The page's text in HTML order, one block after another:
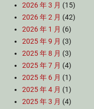
2026 年 3 月 (15)
2026 年 2 月 (42)
2026 年 1 月 (6)
2025 年 9 月 (3)
2025 年 8 月 (3)
2025 年 7 月 (4)
2025 年 6 月 (1)
2025 年 4 月 (1)
2025 年 3 月 (4)